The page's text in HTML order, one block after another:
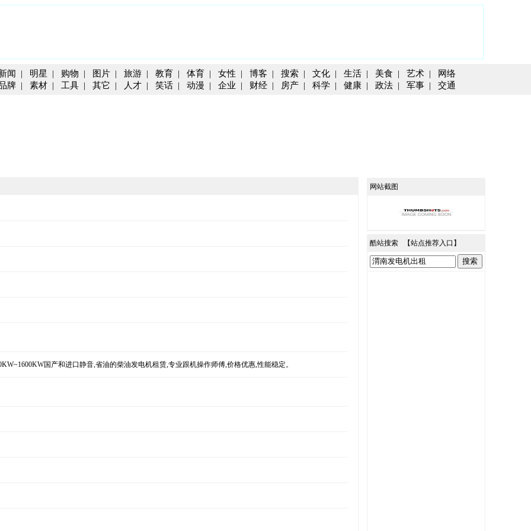
闻 | 明星 | 购物 | 图片 | 旅游 | 教育 | 体育 | 女性 | 博客 | 搜索 | 文化 | 生活 | 美食 | 艺术 |
网络
牌 | 素材 | 工具 | 其它 | 人才 | 笑话 | 动漫 | 企业 | 财经 | 房产 | 科学 | 健康 | 政法 | 军事 | 交通
国产和进口静音,省油的柴油发电机租赁,专业跟机操作师傅,价格优惠,性能稳定。
网站截图
酷站搜索 【站点推荐入口 】